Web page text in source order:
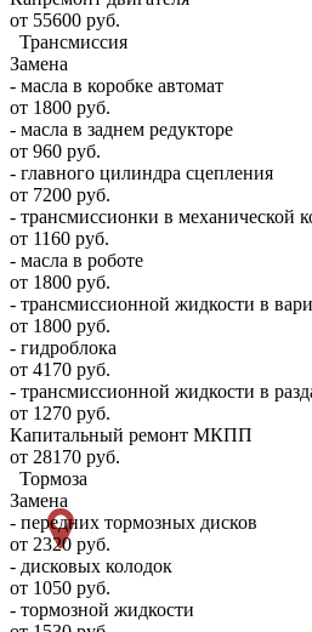
от 55600 руб.
Трансмиссия
Замена
- масла в коробке автомат
от 1800 руб.
- масла в заднем редукторе
от 960 руб.
- главного цилиндра сцепления
от 7200 руб.
- трансмиссионки в механической
от 1160 руб.
- масла в роботе
от 1800 руб.
- трансмиссионной жидкости в
от 1800 руб.
- гидроблока
от 4170 руб.
- трансмиссионной жидкости в
от 1270 руб.
Капитальный ремонт МКПП
от 28170 руб.
Тормоза
Замена
- передних тормозных дисков
от 2320 руб.
- дисковых колодок
от 1050 руб.
- тормозной жидкости